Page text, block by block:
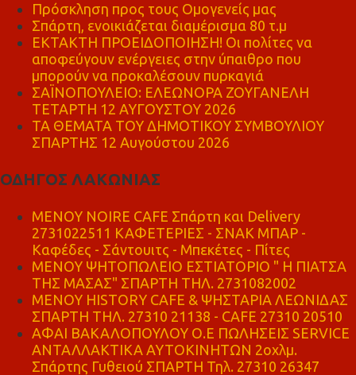
Πρόσκληση προς τους Ομογενείς μας
Σπάρτη, ενοικιάζεται διαμέρισμα 80 τ.μ
ΕΚΤΑΚΤΗ ΠΡΟΕΙΔΟΠΟΙΗΣΗ! Οι πολίτες να
αποφεύγουν ενέργειες στην ύπαιθρο που
μπορούν να προκαλέσουν πυρκαγιά
ΣΑΪΝΟΠΟΥΛΕΙΟ: ΕΛΕΩΝΟΡΑ ΖΟΥΓΑΝΕΛΗ
ΤΕΤΑΡΤΗ 12 ΑΥΓΟΥΣΤΟΥ 2026
ΤΑ ΘΕΜΑΤΑ ΤΟΥ ΔΗΜΟΤΙΚΟΥ ΣΥΜΒΟΥΛΙΟΥ
ΣΠΑΡΤΗΣ 12 Αυγούστου 2026
ΟΔΗΓΟΣ ΛΑΚΩΝΙΑΣ
MENOY NOIRE CAFE Σπάρτη και Delivery
2731022511 ΚΑΦΕΤΕΡΙΕΣ - ΣΝΑΚ ΜΠΑΡ -
Καφέδες - Σάντουιτς - Μπεκέτες - Πίτες
ΜΕΝΟΥ ΨΗΤΟΠΩΛΕΙΟ ΕΣΤΙΑΤΟΡΙΟ " Η ΠΙΑΤΣΑ
ΤΗΣ ΜΑΣΑΣ" ΣΠΑΡΤΗ ΤΗΛ. 2731082002
ΜΕΝΟΥ HISTORY CAFE & ΨΗΣΤΑΡΙΑ ΛΕΩΝΙΔΑΣ
ΣΠΑΡΤΗ ΤΗΛ. 27310 21138 - CAFE 27310 20510
ΑΦΑΙ ΒΑΚΑΛΟΠΟΥΛΟΥ Ο.Ε ΠΩΛΗΣΕΙΣ SERVICE
ΑΝΤΑΛΛΑΚΤΙΚΑ ΑΥΤΟΚΙΝΗΤΩΝ 2οχλμ.
Σπάρτης Γυθειού ΣΠΑΡΤΗ Τηλ. 27310 26347